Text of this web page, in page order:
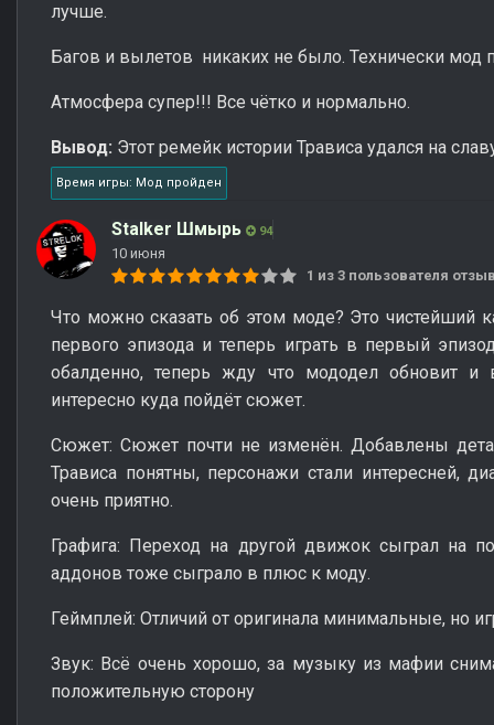
лучше.
Багов и вылетов никаких не было. Технически мод
Атмосфера супер!!! Все чётко и нормально.
Вывод: Этот ремейк истории Трависа удался на
Время игры: Мод пройден
Stalker Шмырь 94
10 июня
1 из 3 пользователя
Что можно сказать об этом моде? Это чистейший
первого эпизода и теперь играть в первый
обалденно, теперь жду что мододел обновит и
интересно куда пойдёт сюжет.
Сюжет: Сюжет почти не изменён. Добавлены
Трависа понятны, персонажи стали интересней,
очень приятно.
Графига: Переход на другой движок сыграл на
аддонов тоже сыграло в плюс к моду.
Геймплей: Отличий от оригинала минимальные, но
Звук: Всё очень хорошо, за музыку из мафии
положительную сторону